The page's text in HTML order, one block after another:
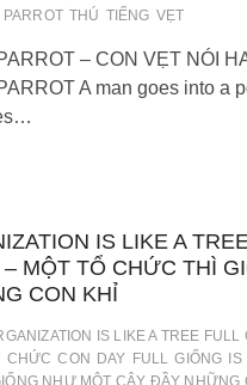
PARROT THÚ TIẾNG VẸT
– CON VẸT NÓI
A man goes into a
IS LIKE A
– MỘT TỔ CHỨC THÌ
CON KHỈ
IS LIKE A TREE FULL
CHỨC CON DAY FULL GIỐNG IS
NHƯ MỘT CÂY ĐẦY NHỮNG